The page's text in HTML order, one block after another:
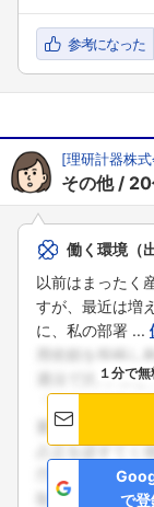
参考になった
[理研計器株
その他 20
働く環境（
以前はまったく
すが、最近は増
に、私の部署 ...
１分で
で登